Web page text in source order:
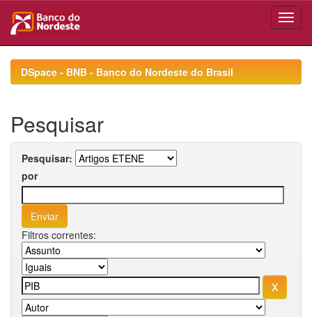
navigationDSpace - BNB - Banco do Nordeste do Brasil
Pesquisar
Pesquisar:
por
Filtros correntes: